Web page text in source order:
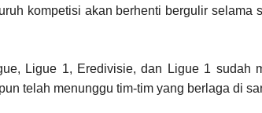
kompetisi akan berhenti bergulir selama
Ligue 1, Eredivisie, dan Ligue 1 sudah
telah menunggu tim-tim yang berlaga di